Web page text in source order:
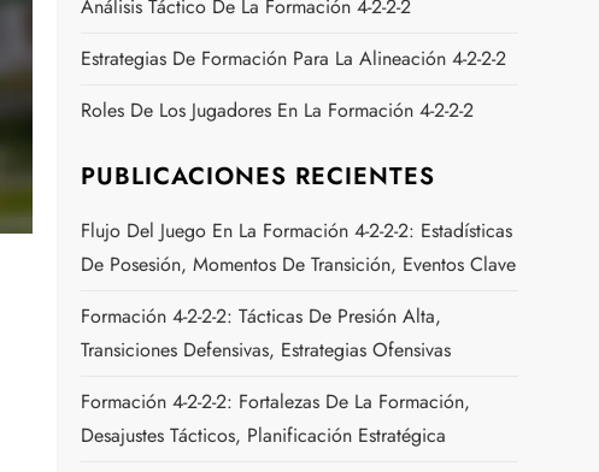
Análisis Táctico De La Formación 4-2-2-2
Estrategias De Formación Para La Alineación 4-2-2-2
Roles De Los Jugadores En La Formación 4-2-2-2
PUBLICACIONES RECIENTES
Flujo Del Juego En La Formación 4-2-2-2: Estadísticas
De Posesión, Momentos De Transición, Eventos Clave
Formación 4-2-2-2: Tácticas De Presión Alta,
Transiciones Defensivas, Estrategias Ofensivas
Formación 4-2-2-2: Fortalezas De La Formación,
Desajustes Tácticos, Planificación Estratégica